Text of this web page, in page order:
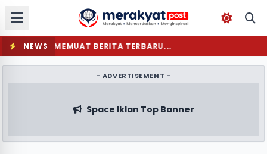
NEWS MEMUAT BERITA TERBARU...
- ADVERTISEMENT -
Space Iklan Top Banner